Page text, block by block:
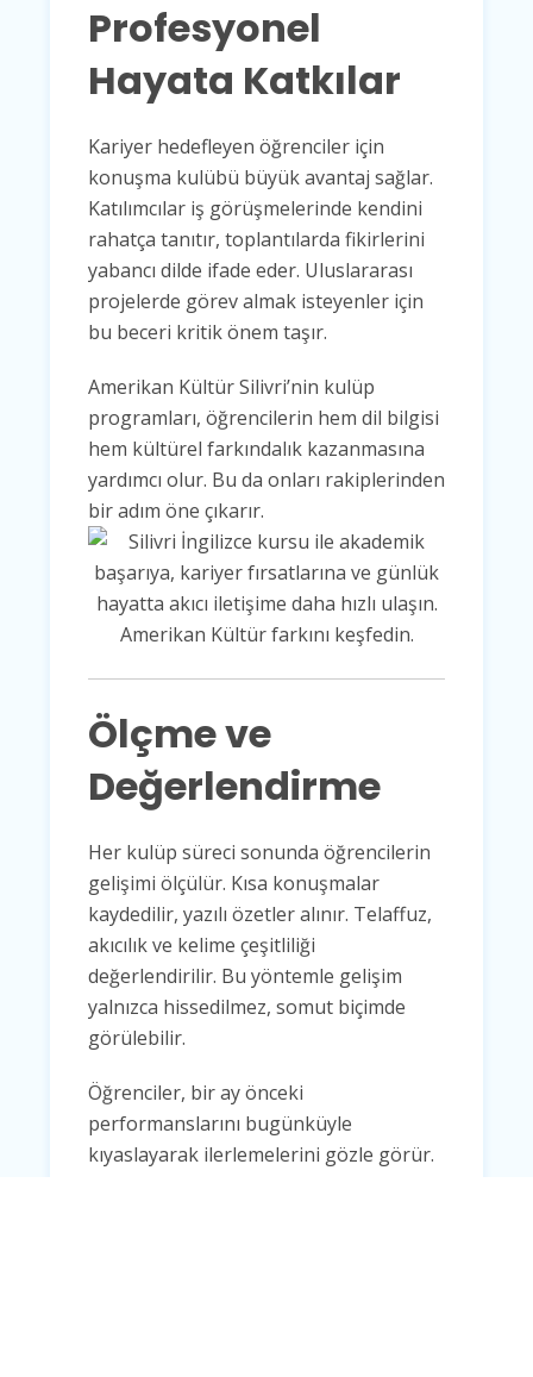
Profesyonel
Hayata Katkılar
Kariyer hedefleyen öğrenciler için
konuşma kulübü büyük avantaj sağlar.
Katılımcılar iş görüşmelerinde kendini
rahatça tanıtır, toplantılarda fikirlerini
yabancı dilde ifade eder. Uluslararası
projelerde görev almak isteyenler için
bu beceri kritik önem taşır.
Amerikan Kültür Silivri’nin kulüp
programları, öğrencilerin hem dil bilgisi
hem kültürel farkındalık kazanmasına
yardımcı olur. Bu da onları rakiplerinden
bir adım öne çıkarır.
Ölçme ve
Değerlendirme
Her kulüp süreci sonunda öğrencilerin
gelişimi ölçülür. Kısa konuşmalar
kaydedilir, yazılı özetler alınır. Telaffuz,
akıcılık ve kelime çeşitliliği
değerlendirilir. Bu yöntemle gelişim
yalnızca hissedilmez, somut biçimde
görülebilir.
Öğrenciler, bir ay önceki
performanslarını bugünküyle
kıyaslayarak ilerlemelerini gözle görür.